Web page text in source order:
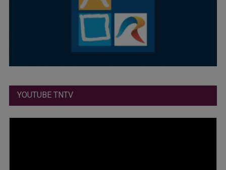
YOUTUBE TNTV